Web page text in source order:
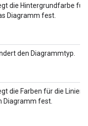
die Hintergrundfarbe für
Diagramm fest.
den Diagrammtyp.
die Farben für die Linien
Diagramm fest.